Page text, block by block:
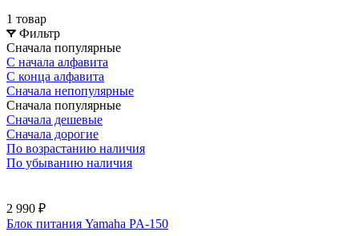
1 товар
Фильтр
Сначала популярные
С начала алфавита
С конца алфавита
Сначала непопулярные
Сначала популярные
Сначала дешевые
Сначала дорогие
По возрастанию наличия
По убыванию наличия
2 990 ₽
Блок питания Yamaha PA-150